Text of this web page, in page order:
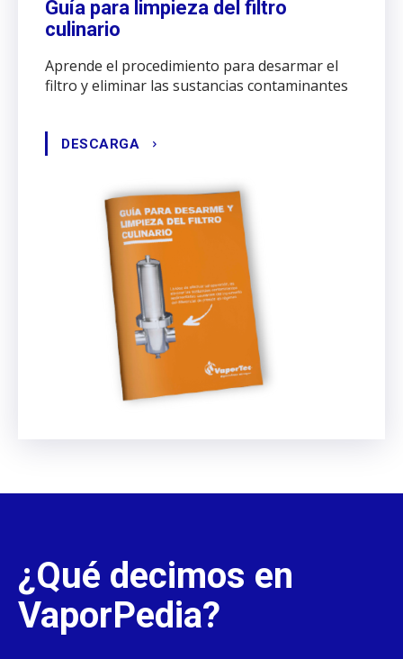
Guía para limpieza del filtro
culinario
Aprende el procedimiento para desarmar el
filtro y eliminar las sustancias contaminantes
DESCARGA
¿Qué decimos en
VaporPedia?